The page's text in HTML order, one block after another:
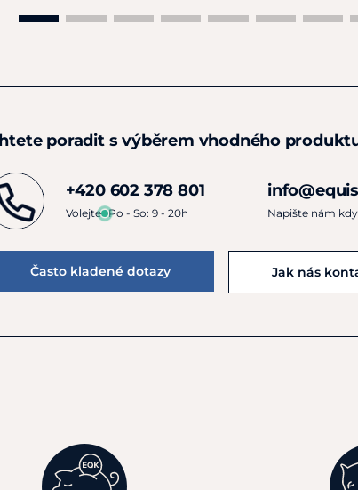
poradit s výběrem vhodného
+420 602 378 801
Volejte Po - So: 9 - 20h Napište nám
Často kladené dotazy Jak nás